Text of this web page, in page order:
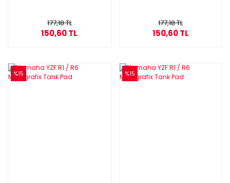
177,18 TL
150,60 TL
177,18 TL
150,60 TL
%15 %15